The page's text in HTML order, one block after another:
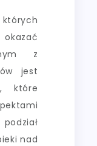
z
jest
które
nad